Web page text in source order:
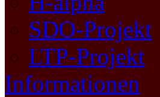
SDO-Projekt
LTP-Projekt
Informationen